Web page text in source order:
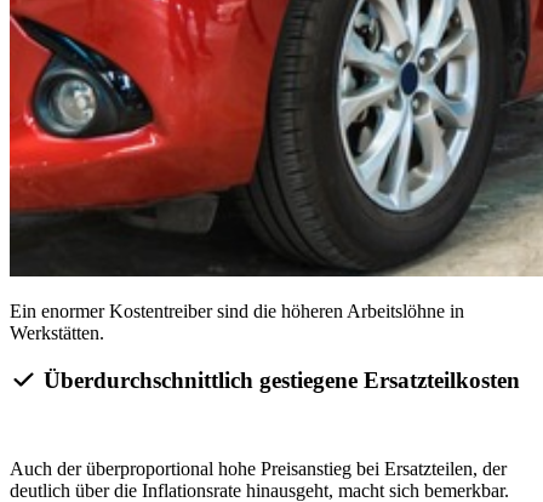
Ein enormer Kostentreiber sind die höheren Arbeitslöhne in
Werkstätten.
Überdurchschnittlich gestiegene Ersatzteilkosten
Auch der überproportional hohe Preisanstieg bei Ersatzteilen, der
deutlich über die Inflationsrate hinausgeht, macht sich bemerkbar.